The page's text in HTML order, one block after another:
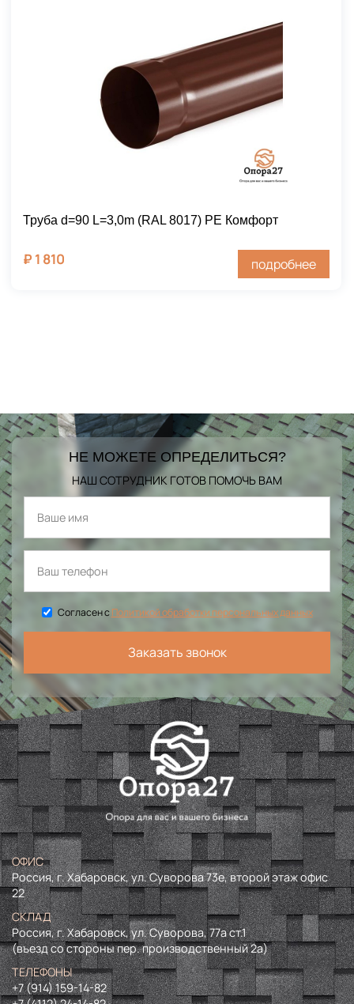
Труба d=90 L=3,0m (RAL 8017) PE Комфорт
₽ 1 810 подробнее
НЕ МОЖЕТЕ ОПРЕДЕЛИТЬСЯ?
НАШ СОТРУДНИК ГОТОВ ПОМОЧЬ ВАМ
Согласен сПолитикой обработки персональных данных
Заказать звонок
ОФИС
Россия, г. Хабаровск, ул. Суворова 73е, второй этаж офис
22
СКЛАД
Россия, г. Хабаровск, ул. Суворова, 77а ст.1
(въезд со стороны пер. производственный 2а)
ТЕЛЕФОНЫ
+7 (914) 159-14-82